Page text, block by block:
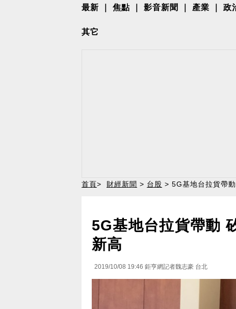
最新 焦點 影音新聞 產業 政
其它
首頁> 財經新聞 > 台股 > 5G基地台拉貨帶
5G基地台拉貨帶動
新高
2019/10/08 19:46 鉅亨網記者魏志豪 台北